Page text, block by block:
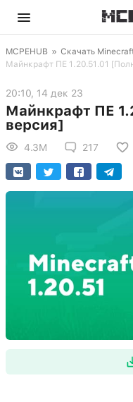
MCPEHUB » Скачать
Майнкрафт ПЕ 1.20.51.01
20:10, 14 дек 23
Майнкрафт ПЕ
версия]
4.3M 217